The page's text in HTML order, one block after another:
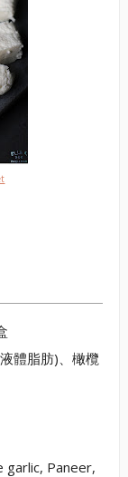
體脂肪)、橄欖
Paneer,